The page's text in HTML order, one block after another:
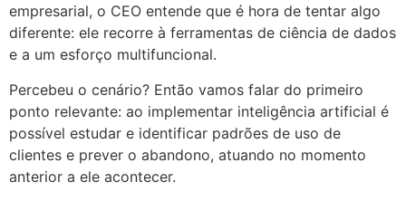
empresarial, o CEO entende que é hora de tentar algo
diferente: ele recorre à ferramentas de ciência de dados
e a um esforço multifuncional.
Percebeu o cenário? Então vamos falar do primeiro
ponto relevante: ao implementar inteligência artificial é
possível estudar e identificar padrões de uso de
clientes e prever o abandono, atuando no momento
anterior a ele acontecer.